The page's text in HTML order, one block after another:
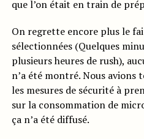
que l’on était en train de
On regrette encore plus le
sélectionnées (Quelques
plusieurs heures de rush),
n’a été montré. Nous
les mesures de sécurité à
sur la consommation de
ça n’a été diffusé.